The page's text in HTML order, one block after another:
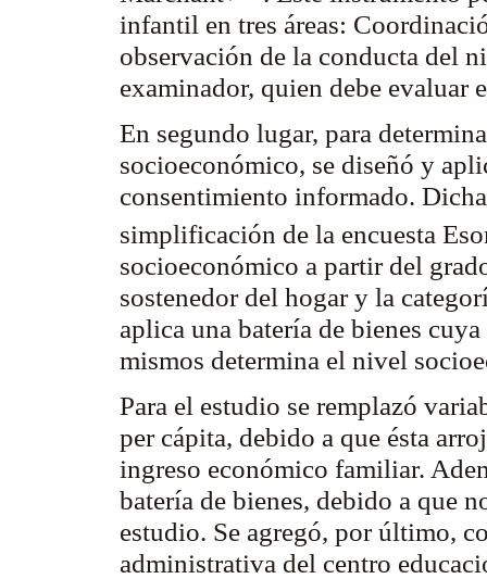
infantil en tres áreas:
observación de la conducta del
examinador, quien debe
En segundo lugar, para
socioeconómico, se diseñó y
consentimiento informado.
simplificación de la encuesta
socioeconómico a partir del
sostenedor del hogar y la
aplica una batería de bienes
mismos determina el nivel
Para el estudio se remplazó
per cápita, debido a que ésta
ingreso económico familiar.
batería de bienes, debido a que
estudio. Se agregó, por último,
administrativa del centro